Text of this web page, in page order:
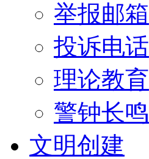
举报邮箱
投诉电话
理论教育
警钟长鸣
文明创建